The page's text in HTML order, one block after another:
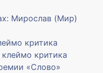
Мирослав (Мир)
критика
критика
«Слово»